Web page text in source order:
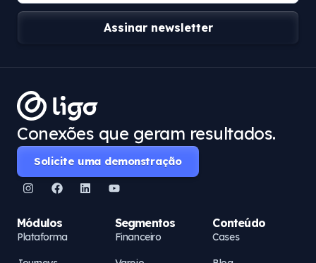
Assinar newsletter
Conexões que geram resultados.
Solicite uma demonstração
Módulos
Plataforma
Segmentos
Financeiro
Conteúdo
Cases